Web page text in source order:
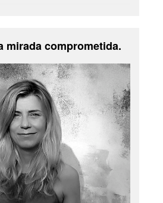
mirada comprometida.